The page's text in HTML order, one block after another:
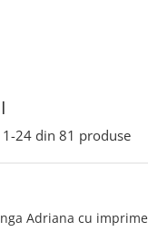
1-24 din 81 produse
Adriana cu